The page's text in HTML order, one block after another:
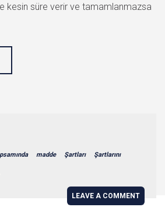
kesin süre verir ve tamamlanmazsa
madde Şartları Şartlarını
LEAVE A COMMENT